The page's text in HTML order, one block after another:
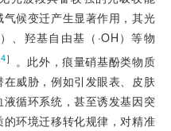
候变迁产生显著作用，其光
、羟基自由基（·OH）等物
］ 。此外，痕量硝基酚类物质
威胁，例如引发眼表、皮肤
循环系统，甚至诱发基因突
环境迁移转化规律，对精准